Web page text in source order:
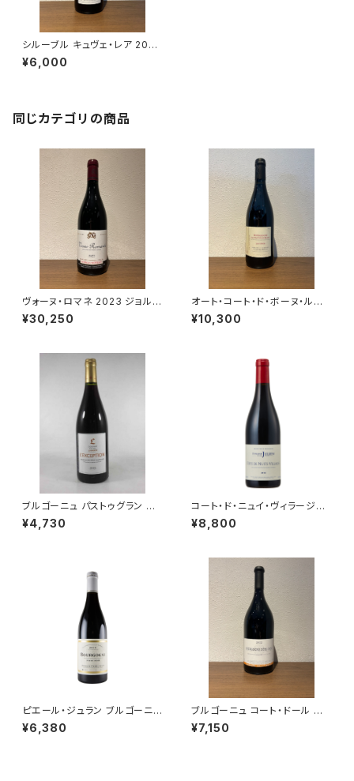
シルーブル キュヴェ・レア 2021
ギィ・ブルトン 赤ワイン 750ml
¥6,000
同じカテゴリの商品
ヴォーヌ・ロマネ 2023 ジョルジ
ュ・ノエラ 赤ワイン フランス ブ
ルゴーニュ 750ml
¥30,250
オート・コート・ド・ボーヌ・ルー
ジュ レ・コテ 2022 ドメーヌ・
ド・カシオペ 赤ワイン ブルゴー
¥10,300
ブルゴーニュ パストゥグラン レ
クセプション 2021 ミシェル・ラ
ファルジュ 赤ワイン ブルゴーニ
¥4,730
コート・ド・ニュイ・ヴィラージュ
2018 750ml ドメーヌ・ジュリア
ン・ジェラール＆フィス
¥8,800
ピエール・ジュラン ブルゴーニュ
コート・ドール ピノ・ノワール 20
22 750ml
¥6,380
ブルゴーニュ コート・ドール ル
ージュ 2022 トロ・ボー 赤ワイ
ン ブルゴーニュ 750ml
¥7,150